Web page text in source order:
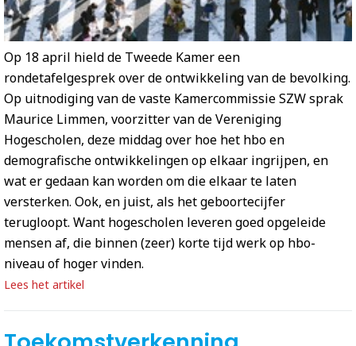
Op 18 april hield de Tweede Kamer een
rondetafelgesprek over de ontwikkeling van de bevolking.
Op uitnodiging van de vaste Kamercommissie SZW sprak
Maurice Limmen, voorzitter van de Vereniging
Hogescholen, deze middag over hoe het hbo en
demografische ontwikkelingen op elkaar ingrijpen, en
wat er gedaan kan worden om die elkaar te laten
versterken. Ook, en juist, als het geboortecijfer
terugloopt. Want hogescholen leveren goed opgeleide
mensen af, die binnen (zeer) korte tijd werk op hbo-
niveau of hoger vinden.
Lees het artikel